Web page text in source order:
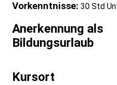
Vorkenntnisse: 30 Std
Anerkennung als
Bildungsurlaub
Kursort